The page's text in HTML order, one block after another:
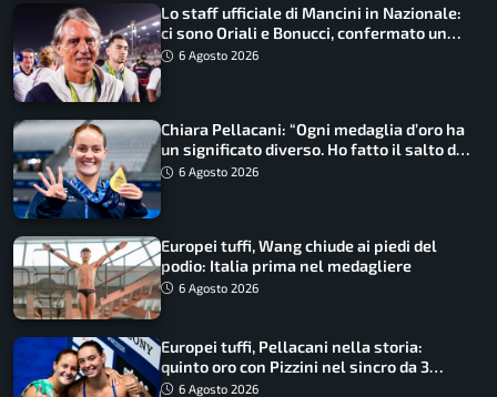
Lo staff ufficiale di Mancini in Nazionale:
ci sono Oriali e Bonucci, confermato un
ritorno
6 Agosto 2026
Chiara Pellacani: “Ogni medaglia d’oro ha
un significato diverso. Ho fatto il salto di
qualità”
6 Agosto 2026
Europei tuffi, Wang chiude ai piedi del
podio: Italia prima nel medagliere
6 Agosto 2026
Europei tuffi, Pellacani nella storia:
quinto oro con Pizzini nel sincro da 3
metri
6 Agosto 2026